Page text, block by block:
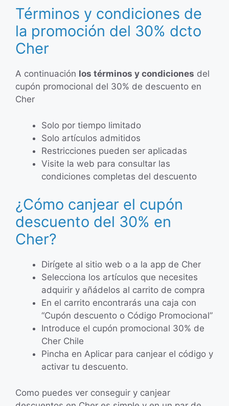
Términos y condiciones de
la promoción del 30% dcto
Cher
A continuación los términos y condiciones del
cupón promocional del 30% de descuento en
Cher
Solo por tiempo limitado
Solo artículos admitidos
Restricciones pueden ser aplicadas
Visite la web para consultar las
condiciones completas del descuento
¿Cómo canjear el cupón
descuento del 30% en
Cher?
Dirígete al sitio web o a la app de Cher
Selecciona los artículos que necesites
adquirir y añádelos al carrito de compra
En el carrito encontrarás una caja con
“Cupón descuento o Código Promocional”
Introduce el cupón promocional 30% de
Cher Chile
Pincha en Aplicar para canjear el código y
activar tu descuento.
Como puedes ver conseguir y canjear